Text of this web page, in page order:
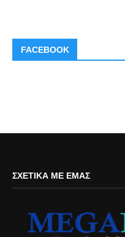
FACEBOOK
ΣΧΕΤΙΚΆ ΜΕ ΕΜΆΣ